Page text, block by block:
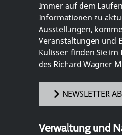
Immer auf dem
Informationen zu
Ausstellungen,
Veranstaltungen und
Kulissen finden Sie im
des Richard Wagner
NEWSLETTER
Verwaltung und